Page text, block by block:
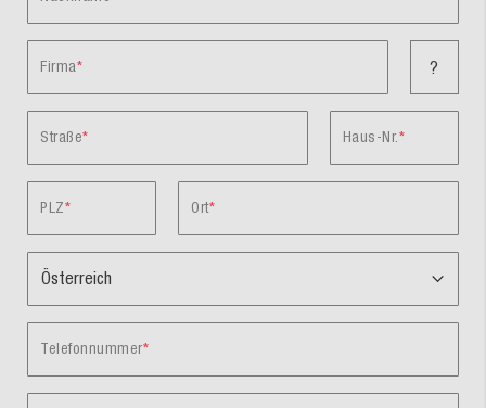
Firma ?
Straße Haus-Nr.
PLZ Ort
Telefonnummer